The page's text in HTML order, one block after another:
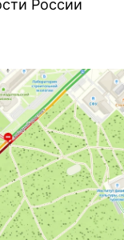
России